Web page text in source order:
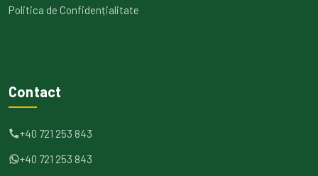
Politica de Confidențialitate
Contact
+40 721 253 843
+40 721 253 843